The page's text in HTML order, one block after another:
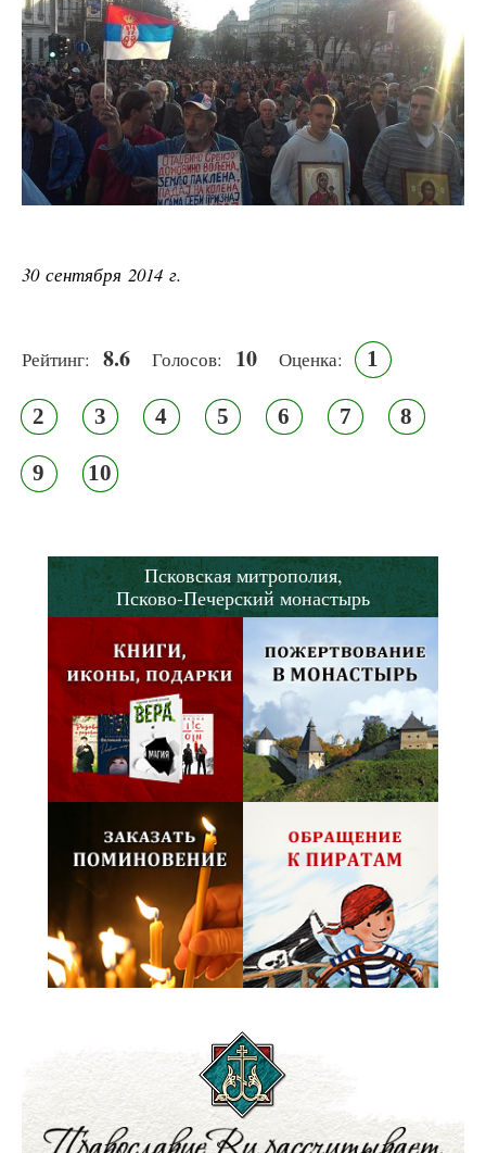
30 сентября 2014 г.
Рейтинг: 8.6 Голосов: 10 Оценка: 1
2 3 4 5 6 7 8
9 10
Псковская митрополия,
Псково-Печерский монастырь